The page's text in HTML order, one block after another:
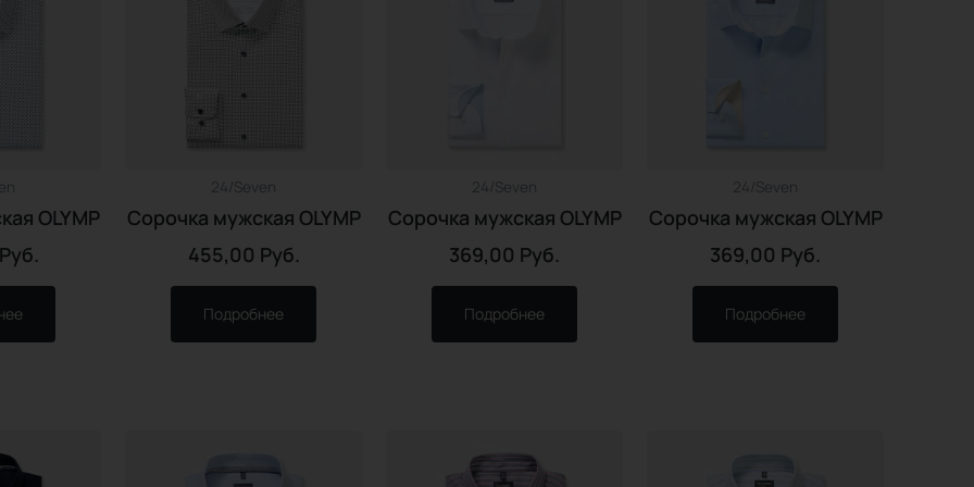
OLYMP
Руб.
24/Seven
Сорочка мужская OLYMP
455,00 Руб.
Подробнее
24/Seven
Сорочка мужская OLYMP
369,00 Руб.
Подробнее
24/Seven
Сорочка мужская OLYMP
369,00 Руб.
Подробнее